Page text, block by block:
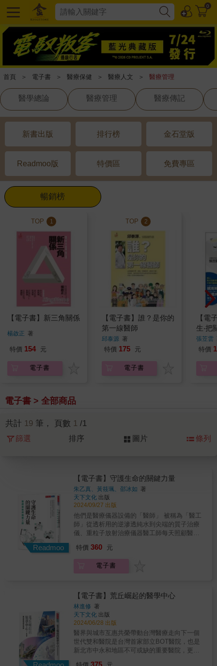
0
首頁 ＞ 電子書 ＞ 醫療保健 ＞ 醫療人文 ＞ 醫療管理
醫學總論 醫療管理 醫療傳記
新書出版 排行榜 金石堂版
Readmoo版 特價區 免費專區
暢銷榜
TOP 1
【電子書】新三角關係
楊啟正 著
特價 154 元
電子書
TOP 2
【電子書】誰？是你的
第一線醫師
邱泰源 著
特價 175 元
電子書
【電
生‧把
張苙雲
特價
電子書 > 全部商品
共計 19 筆， 頁數 1 /1
篩選 排序 圖片 條列
Readmoo
【電子書】守護生命的關鍵力量
朱乙真、黃筱珮、邵冰如 著
天下文化 出版
2024/09/27 出版
他們是醫療儀器設備的「醫師」 被稱為「醫工
師」從透析用的逆滲透純水到尖端的質子治療
儀、重粒子放射治療儀器醫工師每天照顧醫院
走進診間醫院 到順利康復每一個健康的團聚 都
展、搶救生命不可或缺的白色能量他們展現超
上是堅實夥伴關係，彼此間密切合作是確保醫
療服務高速有效運行的關鍵點，請民眾在接受
醫療服務的同時，也不吝為醫工人加油打氣。
——邱泰源．衛生福利部部長 台灣醫工部門從
醫院裡不起眼的小單位，發展成為如今醫院、
學術研究與產業中舉足輕重的專業部門。這樣
的成果，有賴於每位醫工人的堅持、奉獻與對
生物醫學工程的熱情。——Ratko Magjarević．
國際生物醫學工程聯盟主席 醫工是跨越醫學與
特價 360 元
電子書
【電子書】荒丘崛起的醫學中心
林進修 著
天下文化 出版
2024/06/28 出版
醫界與城市互惠共榮帶動台灣醫療走向下一個
世代雙和醫院是台灣首家部立BOT醫院，也是
新北市中永和地區不可或缺的重要醫院，更寫
375